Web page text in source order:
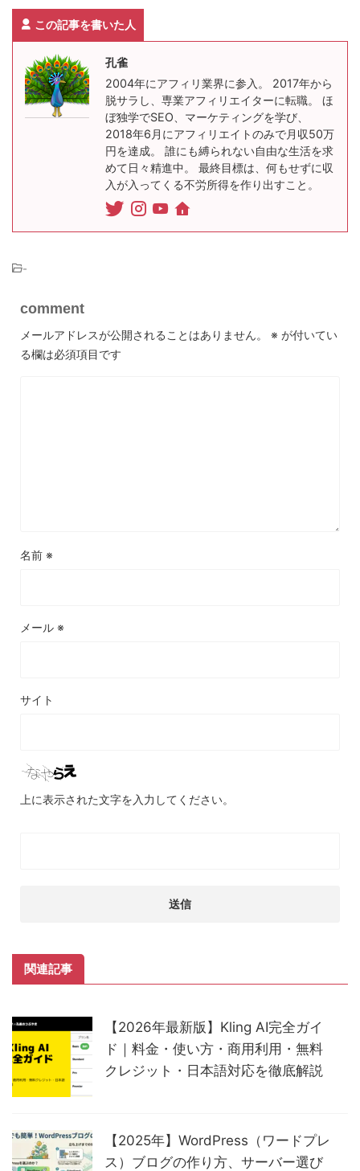
この記事を書いた人
孔雀
2004年にアフィリ業界に参入。 2017年から
脱サラし、専業アフィリエイターに転職。 ほ
ぼ独学でSEO、マーケティングを学び、
2018年6月にアフィリエイトのみで月収50万
円を達成。 誰にも縛られない自由な生活を求
めて日々精進中。 最終目標は、何もせずに収
入が入ってくる不労所得を作り出すこと。
-
comment
メールアドレスが公開されることはありません。 ※ が付いてい
る欄は必須項目です
名前 ※
メール ※
サイト
上に表示された文字を入力してください。
関連記事
【2026年最新版】Kling AI完全ガイ
ド｜料金・使い方・商用利用・無料
クレジット・日本語対応を徹底解説
【2025年】WordPress（ワードプレ
ス）ブログの作り方、サーバー選び